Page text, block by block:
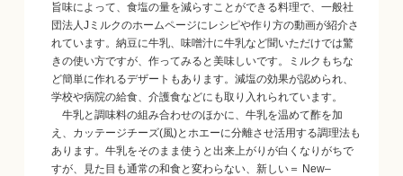
旨味によって、食塩の量を減らすことができる料理で、一般社
団法人Jミルクのホームページにレシピや作り方の動画が紹介さ
れています。納豆に牛乳、味噌汁に牛乳など聞いただけでは驚
きの使い方ですが、作ってみると美味しいです。ミルクもちな
ど簡単に作れるデザートもあります。減塩の効果が認められ、
学校や病院の給食、介護食などにも取り入れられています。
牛乳と調味料の組み合わせのほかに、牛乳を温めて酢を加
え、カッテージチーズ(風)とホエーに分離させ活用する調理法も
あります。牛乳をそのまま使うと出来上がりが白くなりがちで
すが、見た目も通常の和食と変わらない、新しい＝ New–